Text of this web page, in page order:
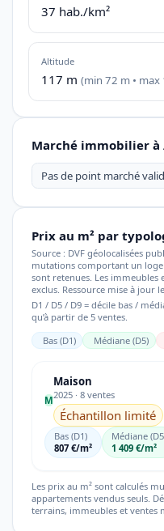
37 hab./km²
Altitude
117 m (min 72 m • max
Marché immobilier à
Pas de point marché
Prix au m² par
Source : DVF géolocalisées
mutations comportant un
sont retenues. Les
exclus. Ressource mise à jour
D1 / D5 / D9 = décile bas /
qu’à partir de 5 ventes.
Bas (D1)
Médiane (D5)
M
Maison
2025 · 8 ventes
Échantillon limité
Bas (D1)
807 €/m²
Médiane
1 409 €/m²
Les prix au m² sont calculés
appartements vendus seuls.
terrains, immeubles et ventes